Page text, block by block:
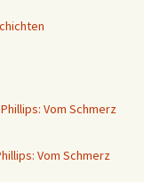
Vom Schmerz
Vom Schmerz